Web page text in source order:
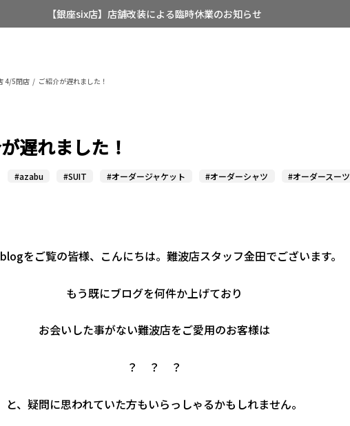
【店舗限定】レディースオーダースーツ
4/5閉店 ご紹介が遅れました！
遅れました！
#azabu #SUIT #オーダージャケット #オーダーシャツ #オーダースーツ
をご覧の皆様、こんにちは。難波店スタッフ金田でございます。
もう既にブログを何件か上げており
お会いした事がない難波店をご愛用のお客様は
？ ？ ？
と、疑問に思われていた方もいらっしゃるかもしれません。